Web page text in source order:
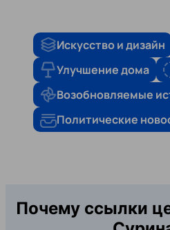
Искусство и дизайн
Улучшение дома
Возобновляемые
Политические
Почему ссылки